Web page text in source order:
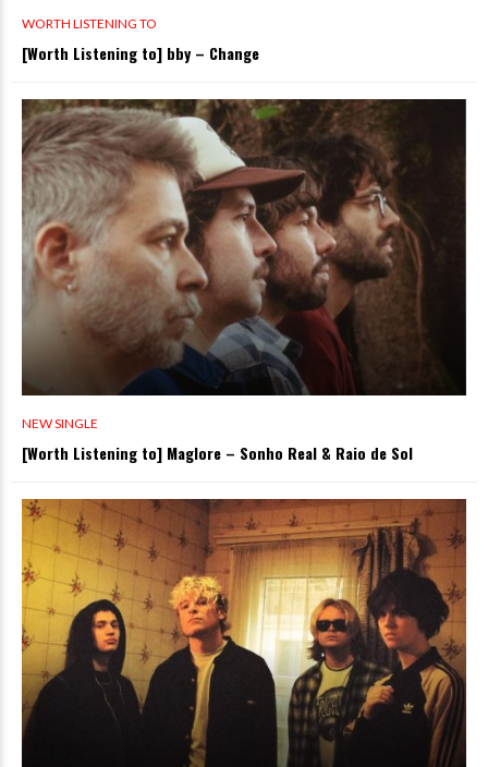
WORTH LISTENING TO
[Worth Listening to] bby – Change
NEW SINGLE
[Worth Listening to] Maglore – Sonho Real & Raio de Sol